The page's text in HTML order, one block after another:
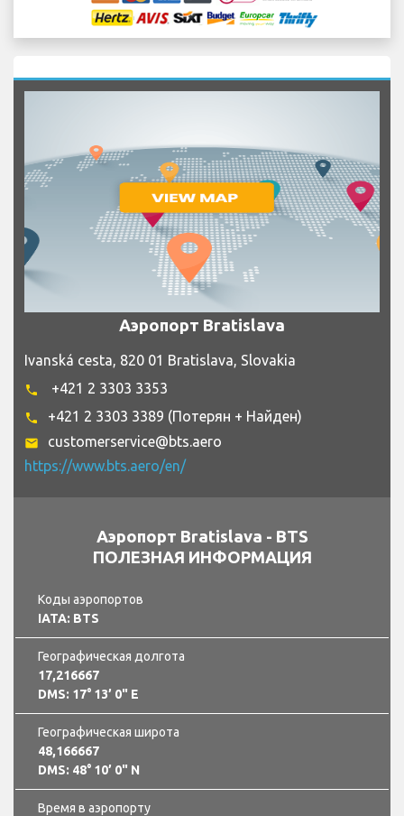
Аэропорт Bratislava
Ivanská cesta, 820 01 Bratislava, Slovakia
phone +421 2 3303 3353
phone +421 2 3303 3389 (Потерян + Найден)
email
customerservice@bts.aero
https://www.bts.aero/en/
Аэропорт Bratislava - BTS
ПОЛЕЗНАЯ ИНФОРМАЦИЯ
Коды аэропортов
IATA: BTS
Географическая долгота
17,216667
DMS: 17° 13’ 0" E
Географическая широта
48,166667
DMS: 48° 10’ 0" N
Время в аэропорту